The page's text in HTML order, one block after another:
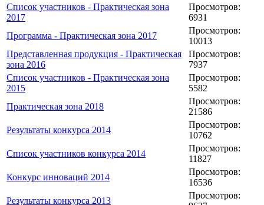
Список участников - Практическая зона
2017
Просмотров:
6931
Программа - Практическая зона 2017
Просмотров:
10013
Представленная продукция - Практическая
зона 2016
Просмотров:
7937
Список участников - Практическая зона
2015
Просмотров:
5582
Практическая зона 2018
Просмотров:
21586
Результаты конкурса 2014
Просмотров:
10762
Список участников конкурса 2014
Просмотров:
11827
Конкурс инноваций 2014
Просмотров:
16536
Результаты конкурса 2013
Просмотров: